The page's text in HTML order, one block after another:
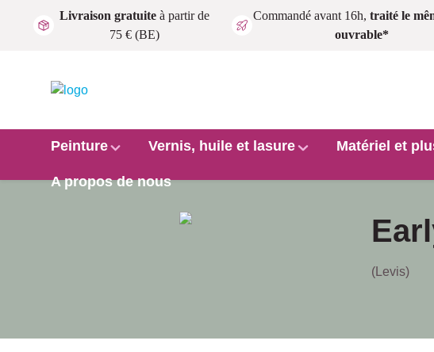
Passer au contenu principal
Livraison gratuite à partir de
75 € (BE)
Commandé avant 16h, traité le
ouvrable*
Peinture Vernis, huile et lasure Matériel et
A propos de nous
(Levis)